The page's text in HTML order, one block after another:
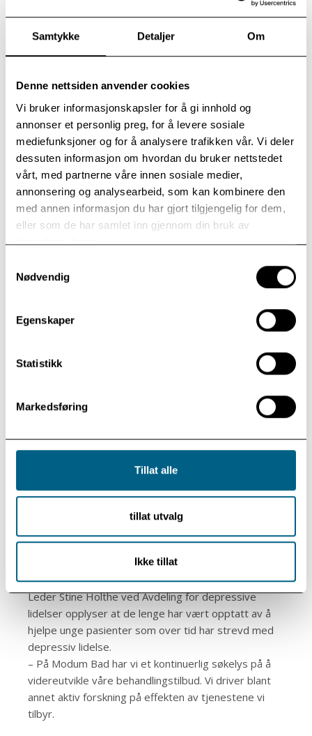
Samtykke Detaljer Om
Denne nettsiden anvender cookies
Vi bruker informasjonskapsler for å gi innhold og
annonser et personlig preg, for å levere sosiale
mediefunksjoner og for å analysere trafikken vår. Vi deler
dessuten informasjon om hvordan du bruker nettstedet
vårt, med partnerne våre innen sosiale medier,
annonsering og analysearbeid, som kan kombinere den
med annen informasjon du har gjort tilgjengelig for dem,
eller som de har samlet inn gjennom din bruk av
tjenestene deres.
Nødvendig
Egenskaper
Statistikk
Markedsføring
Tillat alle
tillat utvalg
Ikke tillat
“Depresjonssymptomer
hindrer ofte deltakelse i
viktige livsområder,
arbeidslivet inkludert”
– Det nye prosjektet vi nå igangsetter vil forsøke å
spisse mulighetene til å forstå hvilke indre prosesser
som ligger bak og fører til disse symptomene. Ved at
pasienten bringer tilbake i behandling hva som
oppleves vanskelig på jobb, vil det legges til rette for
at man har mulighet til få et klarere innblikk i, og
I dette bygget på Modum Bad holder Avdeling for depressive lidelser
Leder Stine Holthe ved Avdeling for depressive
lidelser opplyser at de lenge har vært opptatt av å
hjelpe unge pasienter som over tid har strevd med
depressiv lidelse.
– På Modum Bad har vi et kontinuerlig søkelys på å
videreutvikle våre behandlingstilbud. Vi driver blant
annet aktiv forskning på effekten av tjenestene vi
tilbyr.